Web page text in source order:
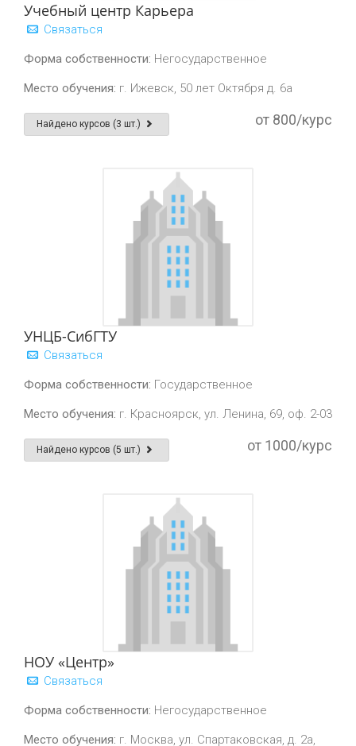
Учебный центр Карьера
Связаться
Форма собственности: Негосударственное
Место обучения: г. Ижевск, 50 лет Октября д. 6а
Найдено курсов (3 шт.) от 800/курс
УНЦБ-СибГТУ
Связаться
Форма собственности: Государственное
Место обучения: г. Красноярск, ул. Ленина, 69, оф. 2-03
Найдено курсов (5 шт.) от 1000/курс
НОУ «Центр»
Связаться
Форма собственности: Негосударственное
Место обучения: г. Москва, ул. Спартаковская, д. 2а,